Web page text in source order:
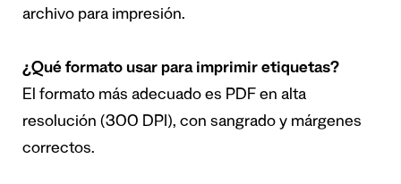
archivo para impresión.
¿Qué formato usar para imprimir etiquetas?
El formato más adecuado es PDF en alta
resolución (300 DPI), con sangrado y márgenes
correctos.